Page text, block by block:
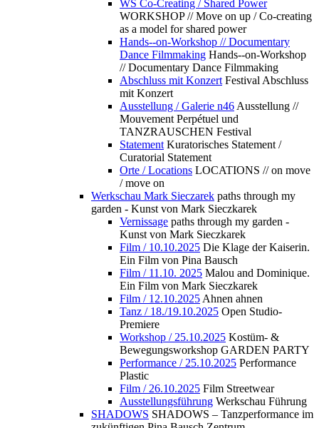
WS Co-Creating / Shared Power
WORKSHOP // Move on up / Co-creating
as a model for shared power
Hands--on-Workshop // Documentary
Dance Filmmaking Hands--on-Workshop
// Documentary Dance Filmmaking
Abschluss mit Konzert Festival Abschluss
mit Konzert
Ausstellung / Galerie n46 Ausstellung //
Mouvement Perpétuel und
TANZRAUSCHEN Festival
Statement Kuratorisches Statement /
Curatorial Statement
Orte / Locations LOCATIONS // on move
/ move on
Werkschau Mark Sieczarek paths through my
garden - Kunst von Mark Sieczkarek
Vernissage paths through my garden -
Kunst von Mark Sieczkarek
Film / 10.10.2025 Die Klage der Kaiserin.
Ein Film von Pina Bausch
Film / 11.10. 2025 Malou and Dominique.
Ein Film von Mark Sieczkarek
Film / 12.10.2025 Ahnen ahnen
Tanz / 18./19.10.2025 Open Studio-
Premiere
Workshop / 25.10.2025 Kostüm- &
Bewegungsworkshop GARDEN PARTY
Performance / 25.10.2025 Performance
Plastic
Film / 26.10.2025 Film Streetwear
Ausstellungsführung Werkschau Führung
SHADOWS SHADOWS – Tanzperformance im